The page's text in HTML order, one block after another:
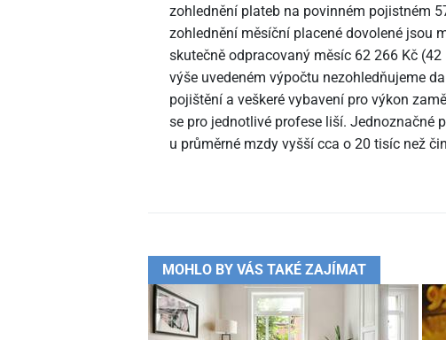
zohlednění plateb na povinném pojistném
zohlednění měsíční placené dovolené jsou
skutečně odpracovaný měsíc 62 266 Kč (42
výše uvedeném výpočtu nezohledňujeme
pojištění a veškeré vybavení pro výkon
se pro jednotlivé profese liší. Jednoznačné
u průměrné mzdy vyšší cca o 20 tisíc než
MOHLO BY VÁS TAKÉ ZAJÍMAT